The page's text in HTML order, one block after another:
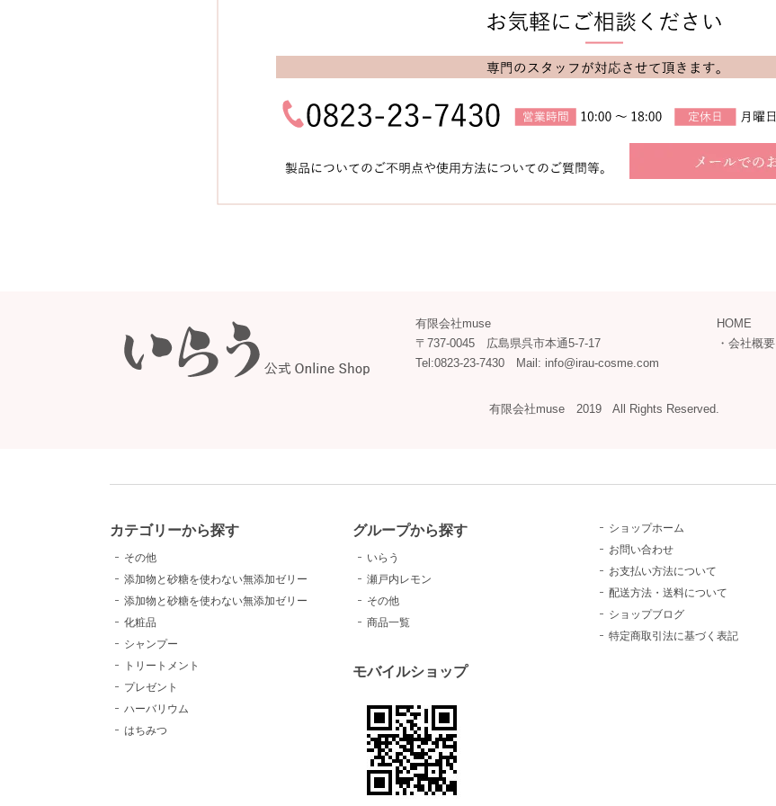
有限会社muse
〒737-0045 広島県呉市本通5-7-17
Tel:0823-23-7430 Mail: info@irau-cosme.com
HOME
・ 会社概要
有限会社muse 2019 All Rights Reserved.
カテゴリーから探す
その他
添加物と砂糖を使わない無添加ゼリー
添加物と砂糖を使わない無添加ゼリー
化粧品
シャンプー
トリートメント
プレゼント
ハーバリウム
はちみつ
グループから探す
いらう
瀬戸内レモン
その他
商品一覧
ショップホーム
お問い合わせ
お支払い方法について
配送方法・送料について
ショップブログ
特定商取引法に基づく表記
モバイルショップ